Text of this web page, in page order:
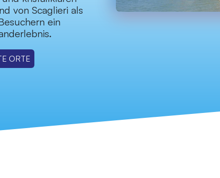
von Scaglieri als
ein
ORTE